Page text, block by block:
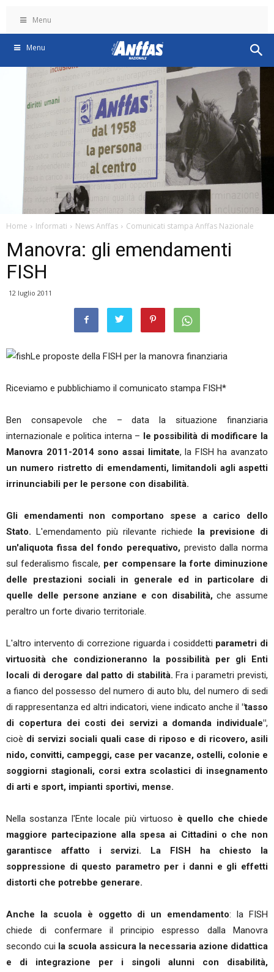
Menu
Menu
Home Informati News Anffas Comunicati stampa Anffas Nazionale
Manovra: gli emendamenti
FISH
12 luglio 2011
Le proposte della FISH per la manovra finanziaria
Riceviamo e pubblichiamo il comunicato stampa FISH*
Ben consapevole che – data la situazione finanziaria
internazionale e politica interna – le possibilità di modificare la
Manovra 2011-2014 sono assai limitate, la FISH ha avanzato
un numero ristretto di emendamenti, limitandoli agli aspetti
irrinunciabili per le persone con disabilità.
Gli emendamenti non comportano spese a carico dello
Stato. L'emendamento più rilevante richiede la previsione di
un'aliquota fissa del fondo perequativo,previsto dalla norma
sul federalismo fiscale, per compensare la forte diminuzione
delle prestazioni sociali in generale ed in particolare di
quelle delle persone anziane e con disabilità,che assume
peraltro un forte divario territoriale.
L'altro intervento di correzione riguarda i cosiddetti parametri di
virtuosità che condizioneranno la possibilità per gli Enti
locali di derogare dal patto di stabilità.Fra i parametri previsti,
a fianco del possesso del numero di auto blu, del numero di sedi
di rappresentanza ed altri indicatori, viene indicato anche il "tasso
di copertura dei costi dei servizi a domanda individuale",
cioè di servizi sociali quali case di riposo e di ricovero, asili
nido, convitti, campeggi, case per vacanze, ostelli, colonie e
soggiorni stagionali, corsi extra scolastici di insegnamento
di arti e sport, impianti sportivi, mense.
Nella sostanza l'Ente locale più virtuoso è quello che chiede
maggiore partecipazione alla spesa ai Cittadini o che non
garantisce affatto i servizi.
La FISH ha chiesto la
soppressione di questo parametro per i danni e gli effetti
distorti che potrebbe generare.
Anche la scuola è oggetto di un emendamento: la FISH
chiede di confermare il principio espresso dalla Manovra
secondo cui la scuola assicura la necessaria azione didattica
e di integrazione per i singoli alunni con disabilità,